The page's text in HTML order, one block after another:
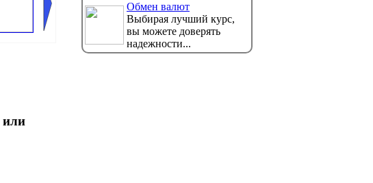
или
Обмен валют
Выбирая лучший курс,
вы можете доверять
надежности...